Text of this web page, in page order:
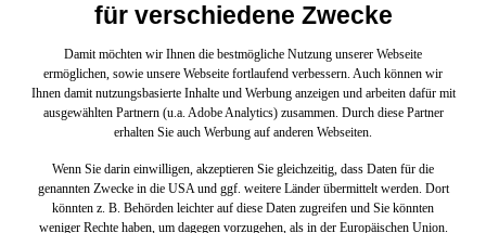
2,08 €*
In den Warenkorb
für verschiedene Zwecke
Damit möchten wir Ihnen die bestmögliche Nutzung unserer Webseite
ermöglichen, sowie unsere Webseite fortlaufend verbessern. Auch können wir
Ihnen damit nutzungsbasierte Inhalte und Werbung anzeigen und arbeiten dafür mit
ausgewählten Partnern (u.a. Adobe Analytics) zusammen. Durch diese Partner
erhalten Sie auch Werbung auf anderen Webseiten.
Wenn Sie darin einwilligen, akzeptieren Sie gleichzeitig, dass Daten für die
genannten Zwecke in die USA und ggf. weitere Länder übermittelt werden. Dort
könnten z. B. Behörden leichter auf diese Daten zugreifen und Sie könnten
weniger Rechte haben, um dagegen vorzugehen, als in der Europäischen Union.